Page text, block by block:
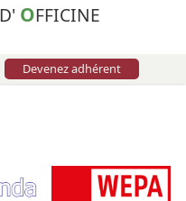
OFFICINE
Devenez adhérent